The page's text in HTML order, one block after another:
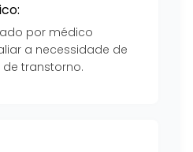
por médico
a necessidade de
transtorno.